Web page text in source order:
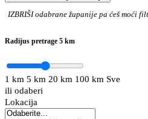
IZBRIŠIodabrane županije pa ćeš moći
Radijus pretrage 5 km
1 km 5 km 20 km 100 km Sve
ili odaberi
Lokacija